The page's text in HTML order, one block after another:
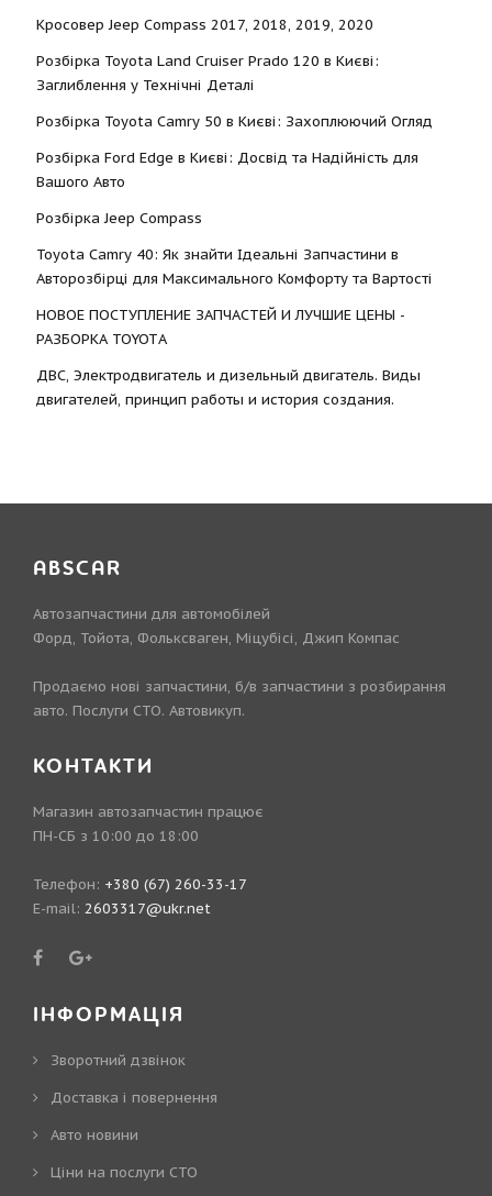
Кросовер Jeep Compass 2017, 2018, 2019, 2020
Розбірка Toyota Land Cruiser Prado 120 в Києві:
Заглиблення у Технічні Деталі
Розбірка Toyota Camry 50 в Києві: Захоплюючий Огляд
Розбірка Ford Edge в Києві: Досвід та Надійність для
Вашого Авто
Розбірка Jeep Compass
Toyota Camry 40: Як знайти Ідеальні Запчастини в
Авторозбірці для Максимального Комфорту та Вартості
НОВОЕ ПОСТУПЛЕНИЕ ЗАПЧАСТЕЙ И ЛУЧШИЕ ЦЕНЫ -
РАЗБОРКА TOYOTА
ДВС, Электродвигатель и дизельный двигатель. Виды
двигателей, принцип работы и история создания.
ABSCAR
Автозапчастини для автомобілей
Форд, Тойота, Фольксваген, Міцубісі, Джип Компас
Продаємо нові запчастини, б/в запчастини з розбирання
авто. Послуги СТО. Автовикуп.
КОНТАКТИ
Магазин автозапчастин працює
ПН-СБ з 10:00 до 18:00
Телефон: +380 (67) 260-33-17
E-mail: 2603317@ukr.net
ІНФОРМАЦІЯ
Зворотний дзвінок
Доставка і повернення
Авто новини
Ціни на послуги СТО